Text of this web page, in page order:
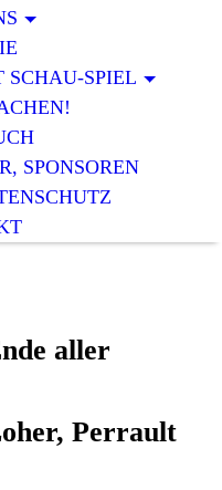
SCHAU-SPIEL
SPONSOREN
aller
Perrault